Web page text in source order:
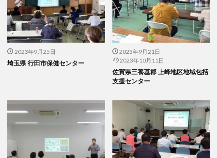
2023年9月25日
埼玉県 行田市保健センター
2023年9月21日
2023年10月11日
佐賀県三養基郡 上峰地区地域包括
支援センター